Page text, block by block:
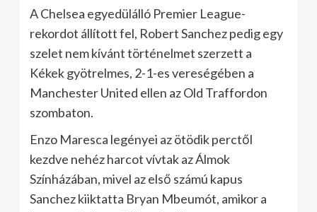
A Chelsea egyedülálló Premier League-
rekordot állított fel, Robert Sanchez pedig egy
szelet nem kívánt történelmet szerzett a
Kékek gyötrelmes, 2-1-es vereségében a
Manchester United ellen az Old Traffordon
szombaton.
Enzo Maresca legényei az ötödik perctől
kezdve nehéz harcot vívtak az Álmok
Színházában, mivel az első számú kapus
Sanchez kiiktatta Bryan Mbeumót, amikor a